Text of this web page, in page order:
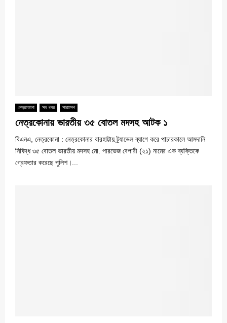
নেত্রকোনা সব খবর সারাদেশ
নেত্রকোনায় ভারতীয় ৩৫ বোতল মদসহ আটক ১
বিএনএ, নেত্রকোনা : নেত্রকোনার বারহাট্টায় ট্র্যাভেল ব্যাগে করে পাচারকালে আমদানি
নিষিদ্ধ ৩৫ বোতল ভারতীয় মদসহ মো. পারভেজ বেপারী (২১) নামের এক ব্যক্তিকে
গ্রেফতার করেছে পুলিশ।...